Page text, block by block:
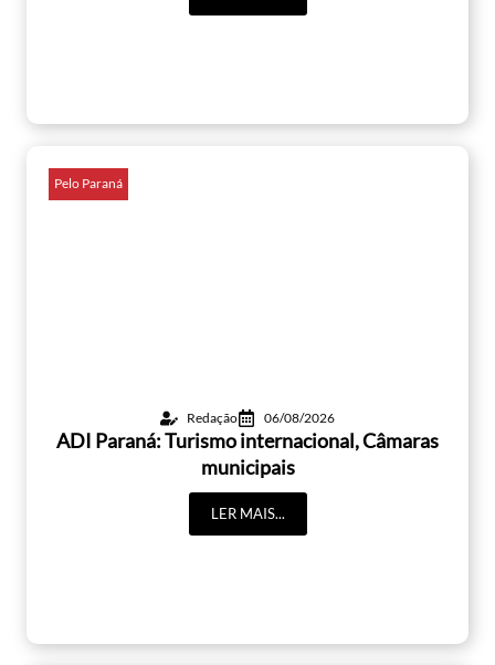
Pelo Paraná
Redação 06/08/2026
ADI Paraná: Turismo internacional, Câmaras
municipais
LER MAIS...